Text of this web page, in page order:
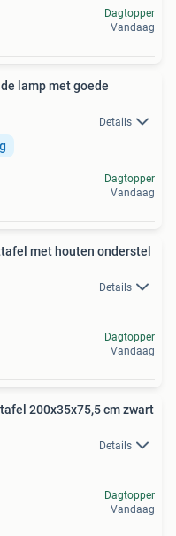
Dagtopper
Vandaag
lamp met goede
Details
Dagtopper
Vandaag
met houten onderstel
Details
Dagtopper
Vandaag
200x35x75,5 cm zwart
Details
Dagtopper
Vandaag